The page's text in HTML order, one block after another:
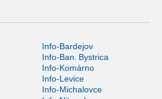
Info-Bardejov
Info-Ban. Bystrica
Info-Komárno
Info-Levice
Info-Michalovce